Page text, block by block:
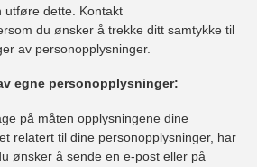
utføre dette. Kontakt
du ønsker å trekke ditt samtykke til
av personopplysninger.
egne personopplysninger:
på måten opplysningene dine
relatert til dine personopplysninger, har
ønsker å sende en e-post eller på